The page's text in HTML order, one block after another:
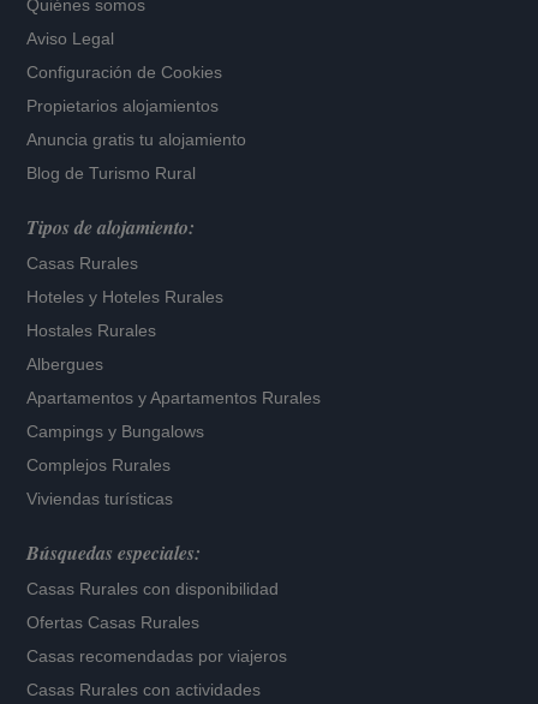
Quiénes somos
Aviso Legal
Configuración de Cookies
Propietarios alojamientos
Anuncia gratis tu alojamiento
Blog de Turismo Rural
Tipos de alojamiento:
Casas Rurales
Hoteles y Hoteles Rurales
Hostales Rurales
Albergues
Apartamentos yApartamentos Rurales
Campings y Bungalows
Complejos Rurales
Viviendas turísticas
Búsquedas especiales:
Casas Rurales con disponibilidad
Ofertas Casas Rurales
Casas recomendadas por viajeros
Casas Rurales con actividades